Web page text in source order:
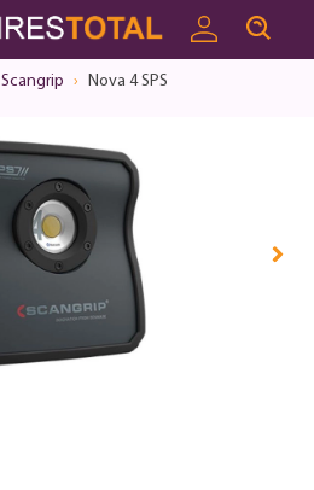
Scangrip Nova 4 SPS